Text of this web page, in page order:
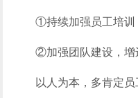
①持续加强员工培训
②加强团队建设，增
以人为本，多肯定